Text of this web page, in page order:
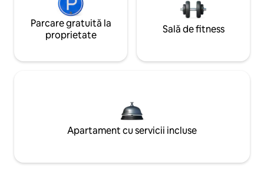
Parcare gratuită la
proprietate
Sală de fitness
Apartament cu servicii incluse